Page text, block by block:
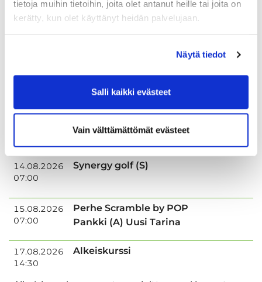
tietoja muihin tietoihin, joita olet antanut heille tai joita on
kerätty, kun olet käyttänyt heidän palvelujaan.
Näytä tiedot
Salli kaikki evästeet
Vain välttämättömät evästeet
Sunnuntaina klo 18:00-21:00
kisa (9r)
14.08.2026
07:00
Synergy golf (S)
15.08.2026
07:00
Perhe Scramble by POP
Pankki (A) Uusi Tarina
17.08.2026
14:30
Alkeiskurssi